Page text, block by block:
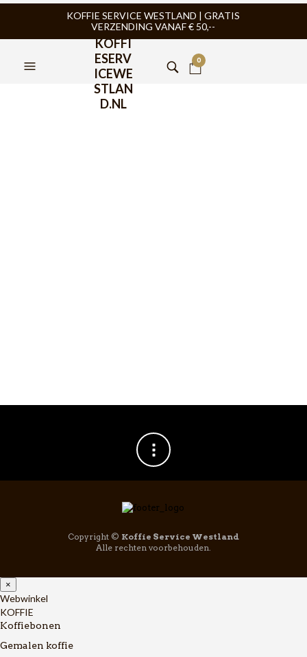
KOFFIE SERVICE WESTLAND | GRATIS
VERZENDING VANAF € 50,--
KOFFI
ESERV
ICEWE
STLAN
D.NL
0
Copyright © Koffie Service Westland
Alle rechten voorbehouden.
×
Webwinkel
KOFFIE
Koffiebonen
Gemalen koffie